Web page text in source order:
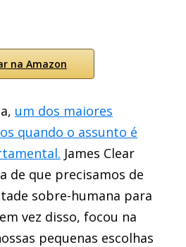
na Amazon
um dos maiores
quando o assunto é
James Clear
de que precisamos de
sobre-humana para
vez disso, focou na
pequenas escolhas